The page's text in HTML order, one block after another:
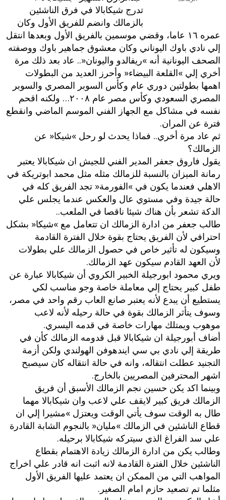
تدرج شيكابالا في فرق الناشئين
بالزمالك وانضم للفريق الأول وكان
عمره ‮٦١ ‬عاما،‮ ‬وقضي موسمين بالفريق الأول وبعدها انتقل
إلي نادي باوك اليوناني وكان معشوق جماهير باوك ووصفته
الصحف اليونانية أنه‮ »‬ريفالدو واليونان‮«.. ‬عاد بعد ذلك مرة
أخري إلي‮ »‬القلعة البيضاء‮« ‬وأحرز العديد من البطولات
اهمها بطولتين دوري عام وكأس السوبر المصري والسوبر
المصري السعودي وكأس مصر عام ‮٨٠٠٢… ‬ولكنه اقحم
نفسه في مشاكل مع الجهاز الفني الموسم الماضي وانقطع
فترة عن المران‮.‬
ثم عاد مرة أخري‮.. ‬فماذا يحدث لو رحل‮ »‬شيكا‮« ‬عن
الزمالك؟
يقول فاروق جعفر المدير الفني للجيش ان شيكابالا يعتبر
رمانة الميزان بالنسبة للزمالك مثله مثل محمد ابوتريكة في
الاهلي فعندما يكون في‮ »‬الفورمة‮« ‬تجد الفريق كله في
حالة جيدة وفي مستوي عال والعكس عندما يجلس علي
الدكة تشعر بأن هناك شيئا ناقصا في الملعب‮..‬
طالب جعفر من ادارة الزمالك ان تتعامل مع‮ »‬شيكا‮« ‬بشكل
احترافي لأن الفريق يحتاج بقوة خلال الفترة القادمة
وسيكون له تأثير خاص في حصول الزمالك علي بطولات
لأن العهد القادم سيكون عهد الزمالك‮.‬
ويري محمود ابورجيلة الخبير الكروي أن شيكابالا عبارة عن
طفل كبير يحتاج إلي معاملة خاصة وجو مناسب لكي
يستطيع أن يبدع لأنه يعتبر صانع العاب رقم واحد في مصر،‮
‬وسوف يتأثر الزمالك بقوة في حالة رحيله لأنه لاعب
موهوب ويمتلك مهارات خاصة في قدمه اليسري‮.‬
أضاف أبورجيلة ان شيكابالا قبل قدومه الزمالك كأن في
طريقة إلي نادي بي سي ايندهوفن الهولندي ولكن أزمة
التجنيد عطلت انتقاله،‮ ‬وانه في حالة انتقاله كان سيصبح
اشهر المحترفين المصريين بالخارج‮.‬
وبينما اكد يكن حسين نجم الزمالك الأسبق أن فريق
الزمالك فريق كبير لايقف علي لاعب وان شيكابالا مهما
طال به الوقت سوف يأتي الوقت ويعتزل‮ »‬مشيرا إلي ان
قطاع الناشئين في الزمالك‮ »‬مليان‮« ‬بالنجوم الشابة القادرة
علي سد الفراغ‮ ‬الذي سيتركه شيكابالا برحيله‮.‬
وطالب يكن من ادارة الزمالك زيادة الاهتمام بقطاع‮
‬الناشئين خلال الفترة‮ ‬القادمة‮ ‬لانه اثبت انه قادر علي اخراج
المواهب التي من الممكن ان يعتمد عليها الفريق الأول
مثلما تم تصعيد حازم امام الصغير‮.‬